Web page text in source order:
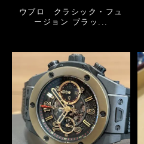
ウブロ クラシック・フュ
ージョン ブラッ...